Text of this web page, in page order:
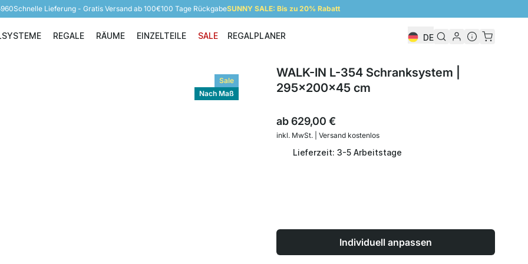
Schnelle Lieferung - Gratis Versand ab 100€100 Tage RückgabeSUNNY SALE: Bis zu 20% Rabatt
Regalsysteme
REGALE
Regale
RÄUME
Räume
EINZELTEILE
Einzelteile
SALE REGALPLANER DE
Sale
Nach Maß
WALK-IN L-354 Schranksystem |
295x200x45 cm
ab629,00 €
inkl. MwSt. | Versand kostenlos
Lieferzeit: 3-5 Arbeitstage
Individuell anpassen